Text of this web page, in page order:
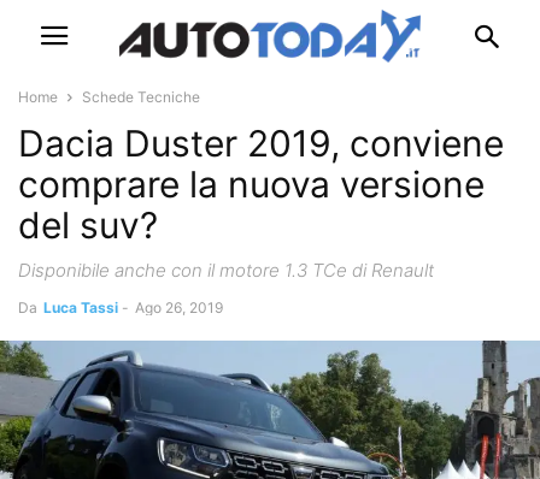
Home Schede Tecniche
Dacia Duster 2019, conviene
comprare la nuova versione
del suv?
Disponibile anche con il motore 1.3 TCe di Renault
Da Luca Tassi - Ago 26, 2019